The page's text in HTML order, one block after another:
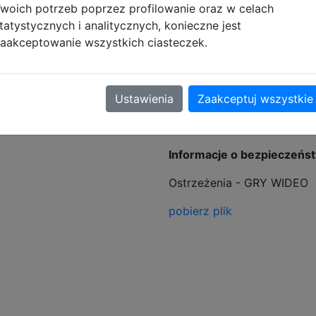
zgodności
Informacje o
Ostrzeżenia - GRY WIDEO
pobierz plik
potrzeb poprzez profilowanie oraz w celach
i analitycznych, konieczne jest
wszystkich ciasteczek.
Ustawienia Zaakceptuj wszystkie